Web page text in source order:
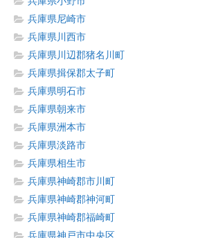
兵庫県尼崎市
兵庫県川西市
兵庫県川辺郡猪名川町
兵庫県揖保郡太子町
兵庫県明石市
兵庫県朝来市
兵庫県洲本市
兵庫県淡路市
兵庫県相生市
兵庫県神崎郡市川町
兵庫県神崎郡神河町
兵庫県神崎郡福崎町
兵庫県神戸市中央区